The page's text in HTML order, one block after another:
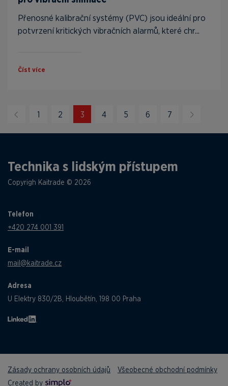
Přenosné kalibrační systémy (PVC) jsou ideální pro
potvrzení kritických vibračních alarmů, které chr...
Číst více
1 2 3 4 5 6 7
Technika s lidským přístupem
Copyrigh Kaitrade © 2026
Telefon
+420 274 001 391
E-mail
mail@kaitrade.cz
Adresa
U Elektry 830/2B, Hloubětín, 198 00 Praha
Zásady ochrany osobních údajů
Všeobecné obchodní podmínky
Created by